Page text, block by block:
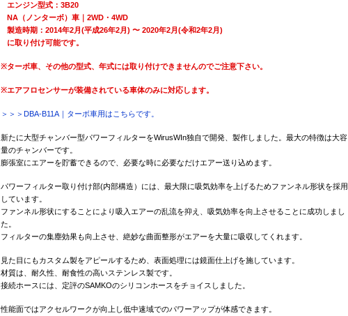
エンジン型式：3B20
NA（ノンターボ）車｜2WD・4WD
製造時期：2014年2月(平成26年2月) 〜 2020年2月(令和2年2月)
に取り付け可能です。
※ターボ車、その他の型式、年式には取り付けできませんのでご注意下さい。
※エアフロセンサーが装備されている車体のみに対応します。
＞＞＞DBA-B11A｜ターボ車用はこちらです。
新たに大型チャンバー型パワーフィルターをWirusWIn独自で開発、製作しました。最大の特徴は大容
量のチャンバーです。
膨張室にエアーを貯蓄できるので、必要な時に必要なだけエアー送り込めます。
パワーフィルター取り付け部(内部構造）には、最大限に吸気効率を上げるためファンネル形状を採用
しています。
ファンネル形状にすることにより吸入エアーの乱流を抑え、吸気効率を向上させることに成功しまし
た。
フィルターの集塵効果も向上させ、絶妙な曲面整形がエアーを大量に吸収してくれます。
見た目にもカスタム製をアピールするため、表面処理には鏡面仕上げを施しています。
材質は、耐久性、耐食性の高いステンレス製です。
接続ホースには、定評のSAMKOのシリコンホースをチョイスしました。
性能面ではアクセルワークが向上し低中速域でのパワーアップが体感できます。